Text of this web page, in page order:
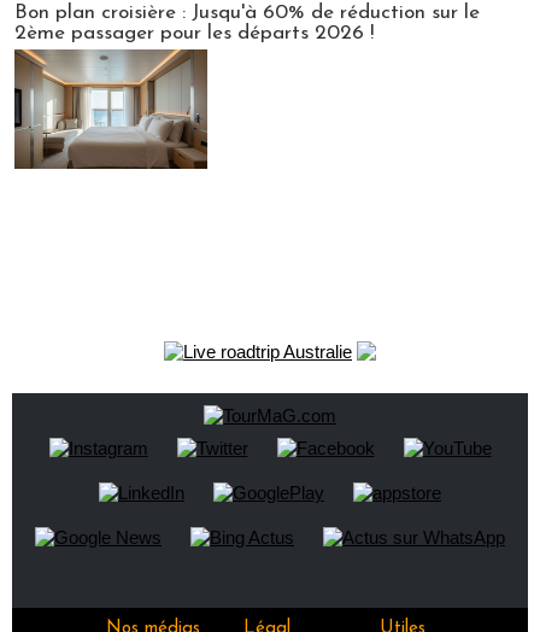
Bon plan croisière : Jusqu'à 60% de réduction sur le
2ème passager pour les départs 2026 !